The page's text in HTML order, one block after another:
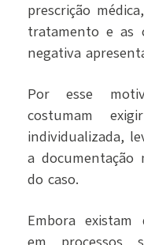
prescrição
tratamento e as
negativa
Por esse
costumam
individualizada,
a documentação
do caso.
Embora existam